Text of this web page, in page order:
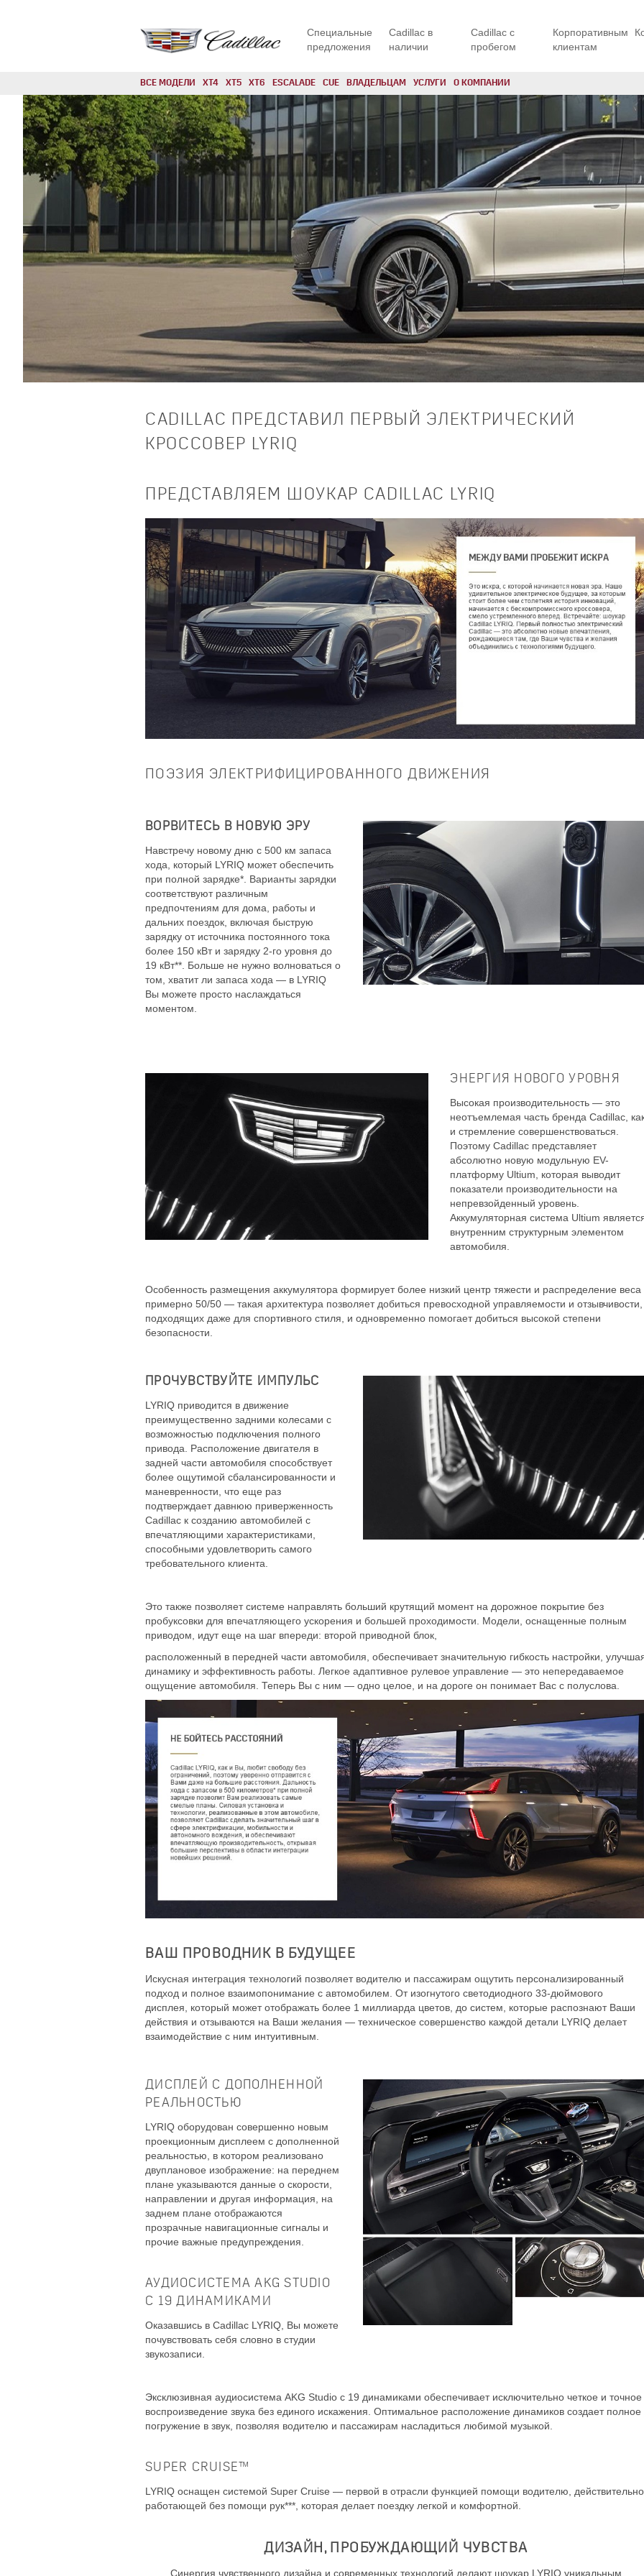
Специальные
предложения
Cadillac в
наличии
Cadillac с
пробегом
Корпоративным
клиентам
ВСЕ МОДЕЛИ XT4 XT5 XT6 ESCALADE CUE ВЛАДЕЛЬЦАМ УСЛУГИ О КОМПАНИИ
CADILLAC ПРЕДСТАВИЛ ПЕРВЫЙ ЭЛЕКТРИЧЕСКИЙ
КРОССОВЕР LYRIQ
ПРЕДСТАВЛЯЕМ ШОУКАР CADILLAC LYRIQ
ПОЭЗИЯ ЭЛЕКТРИФИЦИРОВАННОГО ДВИЖЕНИЯ
ВОРВИТЕСЬ В НОВУЮ ЭРУ
Навстречу новому дню с 500 км запаса
хода, который LYRIQ может обеспечить
при полной зарядке*. Варианты зарядки
соответствуют различным
предпочтениям для дома, работы и
дальних поездок, включая быструю
зарядку от источника постоянного тока
более 150 кВт и зарядку 2-го уровня до
19 кВт**. Больше не нужно волноваться о
том, хватит ли запаса хода — в LYRIQ
Вы можете просто наслаждаться
моментом.
ЭНЕРГИЯ НОВОГО УРОВНЯ
Высокая производительность — это
неотъемлемая часть бренда Cadillac,
и стремление совершенствоваться.
Поэтому Cadillac представляет
абсолютно новую модульную EV-
платформу Ultium, которая выводит
показатели производительности на
непревзойденный уровень.
Аккумуляторная система Ultium
внутренним структурным элементом
автомобиля.
Особенность размещения аккумулятора формирует более низкий центр тяжести и распределение веса
примерно 50/50 — такая архитектура позволяет добиться превосходной управляемости и отзывчивости,
подходящих даже для спортивного стиля, и одновременно помогает добиться высокой степени
безопасности.
ПРОЧУВСТВУЙТЕ ИМПУЛЬС
LYRIQ приводится в движение
преимущественно задними колесами с
возможностью подключения полного
привода. Расположение двигателя в
задней части автомобиля способствует
более ощутимой сбалансированности и
маневренности, что еще раз
подтверждает давнюю приверженность
Cadillac к созданию автомобилей с
впечатляющими характеристиками,
способными удовлетворить самого
требовательного клиента.
Это также позволяет системе направлять больший крутящий момент на дорожное покрытие без
пробуксовки для впечатляющего ускорения и большей проходимости. Модели, оснащенные полным
приводом, идут еще на шаг впереди: второй приводной блок,
расположенный в передней части автомобиля, обеспечивает значительную гибкость настройки,
динамику и эффективность работы. Легкое адаптивное рулевое управление — это непередаваемое
ощущение автомобиля. Теперь Вы с ним — одно целое, и на дороге он понимает Вас с полуслова.
ВАШ ПРОВОДНИК В БУДУЩЕЕ
Искусная интеграция технологий позволяет водителю и пассажирам ощутить персонализированный
подход и полное взаимопонимание с автомобилем. От изогнутого светодиодного 33-дюймового
дисплея, который может отображать более 1 миллиарда цветов, до систем, которые распознают Ваши
действия и отзываются на Ваши желания — техническое совершенство каждой детали LYRIQ делает
взаимодействие с ним интуитивным.
ДИСПЛЕЙ С ДОПОЛНЕННОЙ
РЕАЛЬНОСТЬЮ
LYRIQ оборудован совершенно новым
проекционным дисплеем с дополненной
реальностью, в котором реализовано
двуплановое изображение: на переднем
плане указываются данные о скорости,
направлении и другая информация, на
заднем плане отображаются
прозрачные навигационные сигналы и
прочие важные предупреждения.
АУДИОСИСТЕМА AKG STUDIO
C 19 ДИНАМИКАМИ
Оказавшись в Cadillac LYRIQ, Вы можете
почувствовать себя словно в студии
звукозаписи.
Эксклюзивная аудиосистема AKG Studio c 19 динамиками обеспечивает исключительно четкое и точное
воспроизведение звука без единого искажения. Оптимальное расположение динамиков создает полное
погружение в звук, позволяя водителю и пассажирам насладиться любимой музыкой.
SUPER CRUISE™
LYRIQ оснащен системой Super Cruise — первой в отрасли функцией помощи водителю, действительно
работающей без помощи рук***, которая делает поездку легкой и комфортной.
ДИЗАЙН, ПРОБУЖДАЮЩИЙ ЧУВСТВА
Синергия чувственного дизайна и современных технологий делают шоукар LYRIQ уникальным